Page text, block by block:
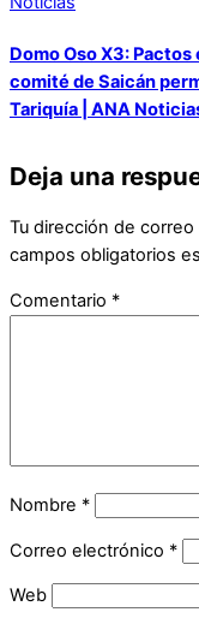
Domo Oso X3:
comité de Saicán
Tariquía | ANA
Deja una
Tu dirección de
campos obligatorios
Comentario *
Nombre *
Correo electrónico *
Web